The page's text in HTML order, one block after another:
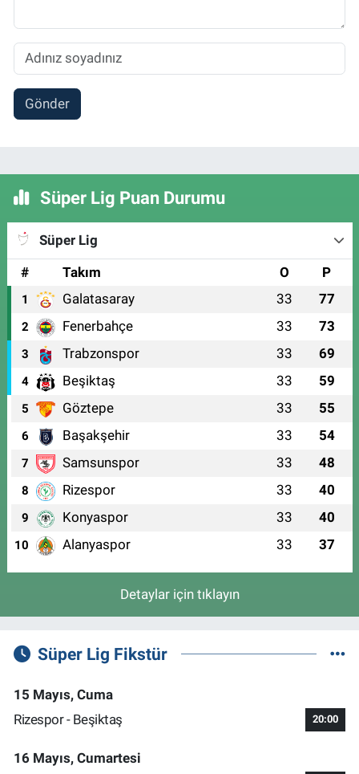
Gönder
Süper Lig Puan Durumu
Süper Lig
#
Takım O P
1 Galatasaray 33 77
2 Fenerbahçe 33 73
3 Trabzonspor 33 69
4 Beşiktaş 33 59
5 Göztepe 33 55
6 Başakşehir 33 54
7 Samsunspor 33 48
8 Rizespor 33 40
9 Konyaspor 33 40
10 Alanyaspor 33 37
Detaylar için tıklayın
Süper Lig Fikstür
15 Mayıs, Cuma
Rizespor - Beşiktaş
20:00
16 Mayıs, Cumartesi